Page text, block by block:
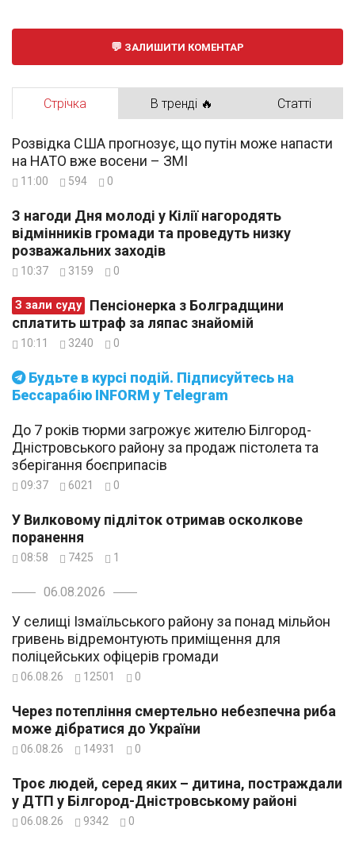
ЗАЛИШИТИ КОМЕНТАР
Стрічка В тренді 🔥 Статті
Будьте в курсі подій. Підписуйтесь на
Бессарабію INFORM у Telegram
Розвідка США прогнозує, що путін може напасти
на НАТО вже восени – ЗМІ
11:00 594 0
З нагоди Дня молоді у Кілії нагородять
відмінників громади та проведуть низку
розважальних заходів
10:37 3159 0
З зали суду
сплатить штраф за ляпас знайомій
10:11 3240 0
До 7 років тюрми загрожує жителю Білгород-
Дністровського району за продаж пістолета та
зберігання боєприпасів
09:37 6021 0
У Вилковому підліток отримав осколкове
поранення
08:58 7425 1
06.08.2026
У селищі Ізмаїльського району за понад мільйон
гривень відремонтують приміщення для
поліцейських офіцерів громади
06.08.26 12501 0
Через потепління смертельно небезпечна риба
може дібратися до України
06.08.26 14931 0
Троє людей, серед яких – дитина, постраждали
у ДТП у Білгород-Дністровському районі
06.08.26 9342 0